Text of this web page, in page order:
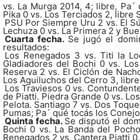
vs. La Murga 2014, 4; libre,
Pika 0 vs. Los Terciados 2, libre
PSU Por Siempre Uru 2 vs. El
Lechuza 0 vs. La Primera 2 y
Cuarta fecha. Se jugó el
resultados:
Los Renegados 3 vs. Titi la
Gladiadores del Bochi 0 vs.
Reserva 2 vs. El Ciclón de
Los Aguiluchos del Cerro 3,
Los Traviesos 0 vs.
de Piatti. Piedra Grande 0 vs.
Pelota. Santiago 7 vs. Dos
Pumas; Pa´ qué tocás los
Quinta fecha. Se disputó el
Bochi 0 vs. La Banda del
Renegados 2 vs. Cantera Piatti